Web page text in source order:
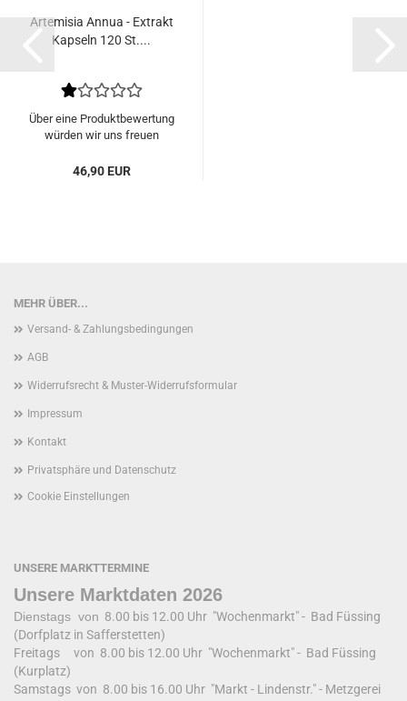
Artemisia Annua - Extrakt
Kapseln 120 St....
Über eine Produktbewertung
würden wir uns freuen
46,90 EUR
MEHR ÜBER...
Versand- & Zahlungsbedingungen
AGB
Widerrufsrecht & Muster-Widerrufsformular
Impressum
Kontakt
Privatsphäre und Datenschutz
Cookie Einstellungen
UNSERE MARKTTERMINE
Unsere Marktdaten 2026
Dienstags von 8.00 bis 12.00 Uhr "Wochenmarkt" - Bad Füssing
(Dorfplatz in Safferstetten)
Freitags von 8.00 bis 12.00 Uhr "Wochenmarkt" - Bad Füssing
(Kurplatz)
Samstags von 8.00 bis 16.00 Uhr "Markt - Lindenstr." - Metzgerei